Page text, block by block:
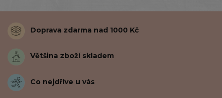
Doprava zdarma nad 1000 Kč
Většina zboží skladem
Co nejdříve u vás